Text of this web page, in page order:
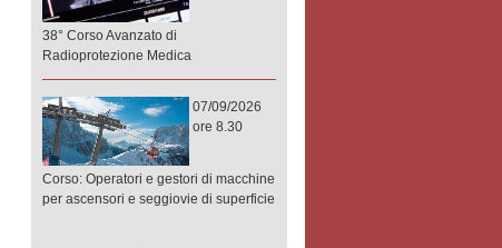
38° Corso Avanzato di
Radioprotezione Medica
07/09/2026
ore 8.30
Corso: Operatori e gestori di macchine
per ascensori e seggiovie di superficie